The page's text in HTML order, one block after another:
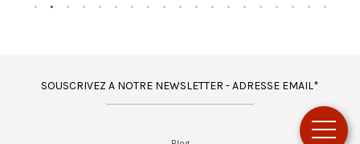
SOUSCRIVEZ A NOTRE NEWSLETTER - ADRESSE EMAIL*